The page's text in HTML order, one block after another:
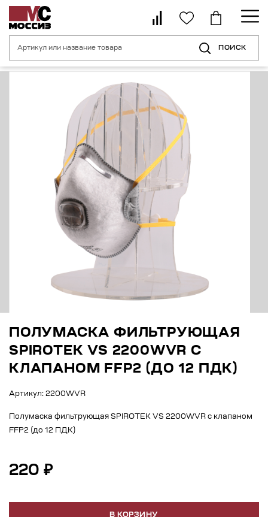
ПОИСК
Главная страница Средства индивидуальной защиты
ПОЛУМАСКА ФИЛЬТРУЮЩАЯ
SPIROTEK VS 2200WVR С
КЛАПАНОМ FFP2 (ДО 12 ПДК)
Артикул: 2200WVR
Полумаска фильтрующая SPIROTEK VS 2200WVR с клапаном
FFP2 (до 12 ПДК)
220 ₽
В КОРЗИНУ